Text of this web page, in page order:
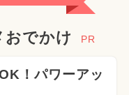
おでかけ PR
！パワーアッ